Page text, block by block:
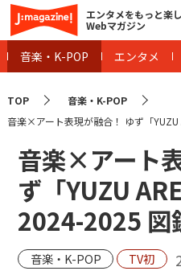
エンタメをもっと楽
Webマガジン
音楽・K-POP エンタメ
TOP
音楽・K-POP
音楽×アート表現が融合！ ゆず「YUZU
音楽×アート
ず「YUZU
2024-2025 図
音楽・K-POP TV初